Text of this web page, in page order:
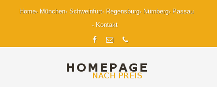
Home München Schweinfurt Regensburg Nürnberg
Passau
Kontakt